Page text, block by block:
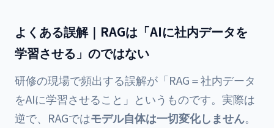
よくある誤解｜RAGは「AIに社内データを
学習させる」のではない
研修の現場で頻出する誤解が「RAG＝社内データ
をAIに学習させること」というものです。実際は
逆で、RAGではモデル自体は一切変化しません。